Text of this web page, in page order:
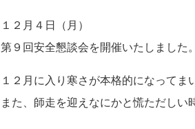
１２月４日（月）
第９回安全懇談会を開催いたしました。
１２月に入り寒さが本格的になってま
また、師走を迎えなにかと慌ただしい